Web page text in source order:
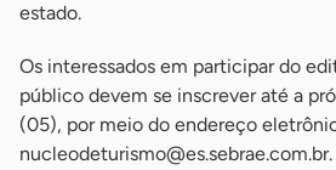
estado.
Os interessados em participar do
público devem se inscrever até a
(05), por meio do endereço
nucleodeturismo@es.sebrae.com.br